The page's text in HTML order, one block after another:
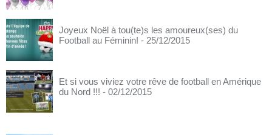
Joyeux Noël à tou(te)s les amoureux(ses) du
Football au Féminin! - 25/12/2015
Et si vous viviez votre rêve de football en Amérique
du Nord !!! - 02/12/2015